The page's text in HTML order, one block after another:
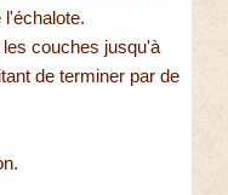
couches jusqu'à
de terminer par de